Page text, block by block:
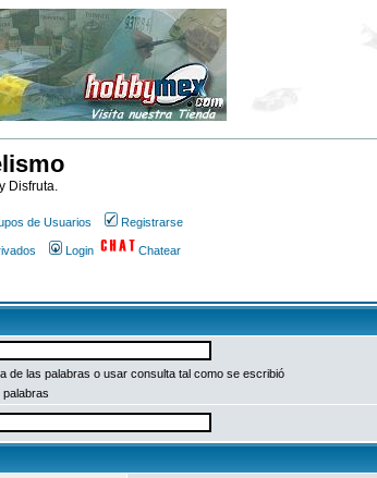
Disfruta.
de Usuarios Registrarse
Login Chatear
de las palabras o usar consulta tal como se escribió